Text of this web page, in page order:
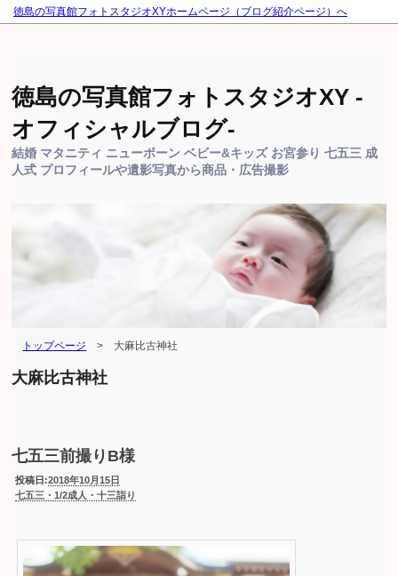
徳島の写真館フォトスタジオXYホームページ（ブログ紹介ページ）へ
徳島の写真館フォトスタジオXY -
オフィシャルブログ-
結婚 マタニティ ニューボーン ベビー&キッズ お宮参り 七五三 成
人式 プロフィールや遺影写真から商品・広告撮影
トップページ > 大麻比古神社
大麻比古神社
七五三前撮りB様
投稿日:2018年10月15日
七五三・1/2成人・十三詣り